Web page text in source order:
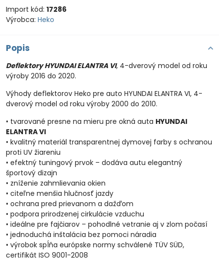
Import kód: 17286
Výrobca: Heko
Popis
Deflektory HYUNDAI ELANTRA VI, 4-dverový model od roku
výroby 2016 do 2020.
Výhody deflektorov Heko pre auto HYUNDAI ELANTRA VI, 4-
dverový model od roku výroby 2000 do 2010.
• tvarované presne na mieru pre okná auta HYUNDAI
ELANTRA VI
• kvalitný materiál transparentnej dymovej farby s ochranou
proti UV žiareniu
• efektný tuningový prvok – dodáva autu elegantný
športový dizajn
• zníženie zahmlievania okien
• citeľne menšia hlučnosť jazdy
• ochrana pred prievanom a dažďom
• podpora prirodzenej cirkulácie vzduchu
• ideálne pre fajčiarov – pohodlné vetranie aj v zlom počasí
• jednoduchá inštalácia bez pomoci náradia
• výrobok spĺňa európske normy schválené TÜV SÜD,
certifikát ISO 9001-2008